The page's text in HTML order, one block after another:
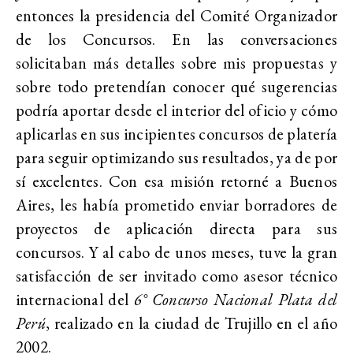
entonces la presidencia del Comité Organizador
de los Concursos. En las conversaciones
solicitaban más detalles sobre mis propuestas y
sobre todo pretendían conocer qué sugerencias
podría aportar desde el interior del oficio y cómo
aplicarlas en sus incipientes concursos de platería
para seguir optimizando sus resultados, ya de por
sí excelentes. Con esa misión retorné a Buenos
Aires, les había prometido enviar borradores de
proyectos de aplicación directa para sus
concursos. Y al cabo de unos meses, tuve la gran
satisfacción de ser invitado como asesor técnico
internacional del 6° Concurso Nacional Plata del
Perú, realizado en la ciudad de Trujillo en el año
2002.